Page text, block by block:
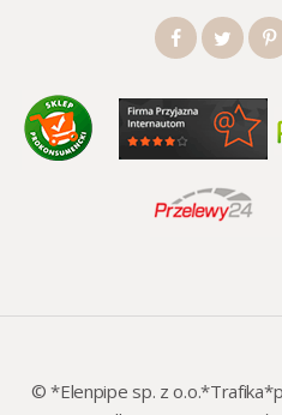
© *Elenpipe sp. z